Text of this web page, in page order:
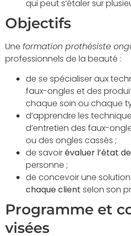
qui peut s’étaler sur
Objectifs
Une formation prothésiste
professionnels de la beauté :
de se spécialiser aux
faux-ongles et des
chaque soin ou chaque
d’apprendre les
d’entretien des faux-
ou des ongles cassés ;
de savoirévaluer l’état
personne ;
de concevoir une
chaque client selon son
Programme et
visées